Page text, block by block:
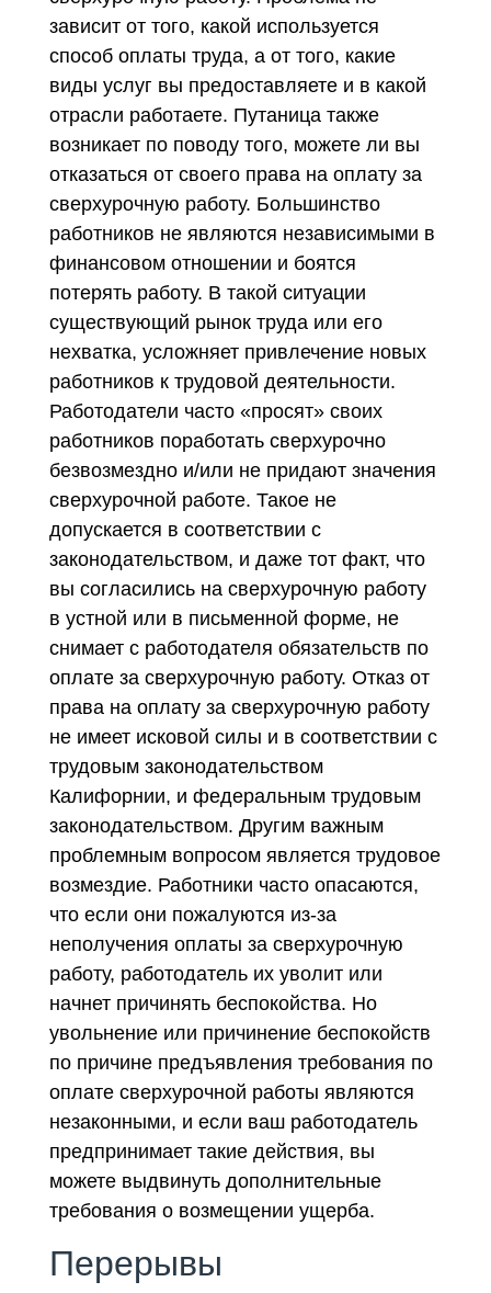
зависит от того, какой используется
способ оплаты труда, а от того, какие
виды услуг вы предоставляете и в какой
отрасли работаете. Путаница также
возникает по поводу того, можете ли вы
отказаться от своего права на оплату за
сверхурочную работу. Большинство
работников не являются независимыми в
финансовом отношении и боятся
потерять работу. В такой ситуации
существующий рынок труда или его
нехватка, усложняет привлечение новых
работников к трудовой деятельности.
Работодатели часто «просят» своих
работников поработать сверхурочно
безвозмездно и/или не придают значения
сверхурочной работе. Такое не
допускается в соответствии с
законодательством, и даже тот факт, что
вы согласились на сверхурочную работу
в устной или в письменной форме, не
снимает с работодателя обязательств по
оплате за сверхурочную работу. Отказ от
права на оплату за сверхурочную работу
не имеет исковой силы и в соответствии с
трудовым законодательством
Калифорнии, и федеральным трудовым
законодательством. Другим важным
проблемным вопросом является трудовое
возмездие. Работники часто опасаются,
что если они пожалуются из-за
неполучения оплаты за сверхурочную
работу, работодатель их уволит или
начнет причинять беспокойства. Но
увольнение или причинение беспокойств
по причине предъявления требования по
оплате сверхурочной работы являются
незаконными, и если ваш работодатель
предпринимает такие действия, вы
можете выдвинуть дополнительные
требования о возмещении ущерба.
Перерывы